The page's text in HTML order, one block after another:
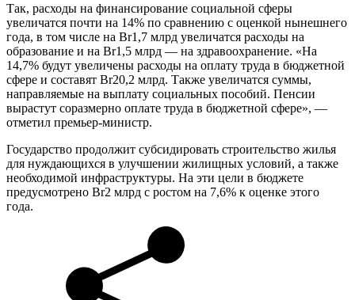
Так, расходы на финансирование социальной сферы
увеличатся почти на 14% по сравнению с оценкой нынешнего
года, в том числе на Br1,7 млрд увеличатся расходы на
образование и на Br1,5 млрд — на здравоохранение. «На
14,7% будут увеличены расходы на оплату труда в бюджетной
сфере и составят Br20,2 млрд. Также увеличатся суммы,
направляемые на выплату социальных пособий. Пенсии
вырастут соразмерно оплате труда в бюджетной сфере», —
отметил премьер-министр.
Государство продолжит субсидировать строительство жилья
для нуждающихся в улучшении жилищных условий, а также
необходимой инфраструктуры. На эти цели в бюджете
предусмотрено Br2 млрд с ростом на 7,6% к оценке этого
года.